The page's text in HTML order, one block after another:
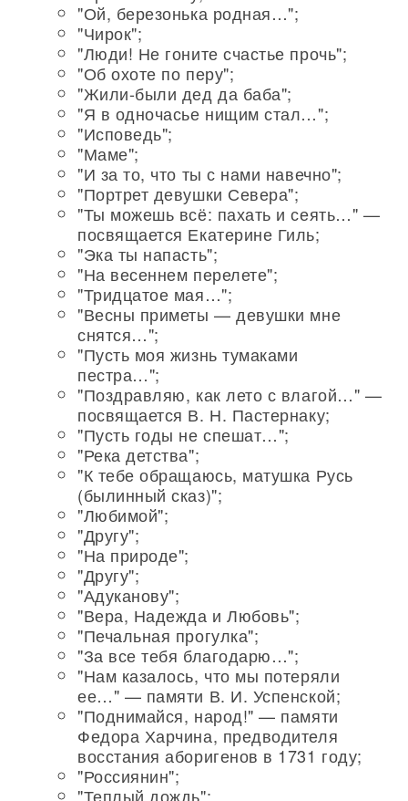
"Ой, березонька родная…";
"Чирок";
"Люди! Не гоните счастье прочь";
"Об охоте по перу";
"Жили-были дед да баба";
"Я в одночасье нищим стал…";
"Исповедь";
"Маме";
"И за то, что ты с нами навечно";
"Портрет девушки Севера";
"Ты можешь всё: пахать и сеять…" —
посвящается Екатерине Гиль;
"Эка ты напасть";
"На весеннем перелете";
"Тридцатое мая…";
"Весны приметы — девушки мне
снятся…";
"Пусть моя жизнь тумаками
пестра…";
"Поздравляю, как лето с влагой…" —
посвящается В. Н. Пастернаку;
"Пусть годы не спешат…";
"Река детства";
"К тебе обращаюсь, матушка Русь
(былинный сказ)";
"Любимой";
"Другу";
"На природе";
"Другу";
"Адуканову";
"Вера, Надежда и Любовь";
"Печальная прогулка";
"За все тебя благодарю…";
"Нам казалось, что мы потеряли
ее…" — памяти В. И. Успенской;
"Поднимайся, народ!" — памяти
Федора Харчина, предводителя
восстания аборигенов в 1731 году;
"Россиянин";
"Теплый дождь";